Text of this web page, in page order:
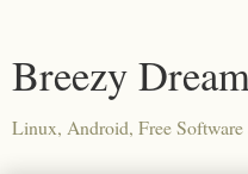
Breezy
Linux, Android, Free Software